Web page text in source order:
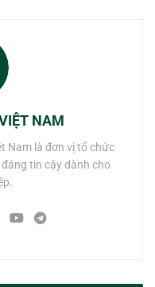
NAM
Nam là đơn vị tổ chức
tin cậy dành cho